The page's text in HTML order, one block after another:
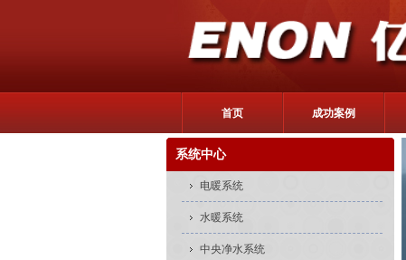
首页 成功案例
系统中心
电暖系统
水暖系统
中央净水系统